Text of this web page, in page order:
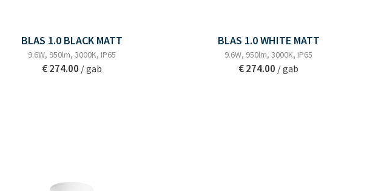
BLAS 1.0 BLACK MATT
9.6W, 950lm, 3000K, IP65
€ 274.00 / gab
BLAS 1.0 WHITE MATT
9.6W, 950lm, 3000K, IP65
€ 274.00 / gab